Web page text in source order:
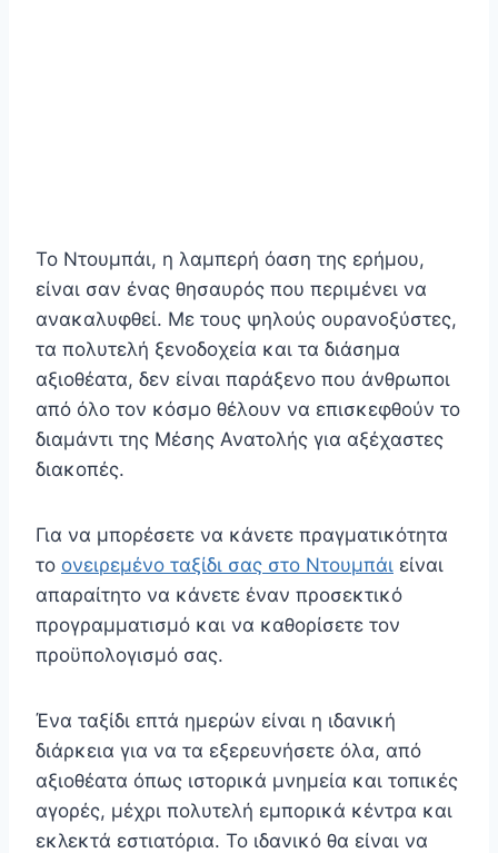
Το Ντουμπάι, η λαμπερή όαση της ερήμου,
είναι σαν ένας θησαυρός που περιμένει να
ανακαλυφθεί. Με τους ψηλούς ουρανοξύστες,
τα πολυτελή ξενοδοχεία και τα διάσημα
αξιοθέατα, δεν είναι παράξενο που άνθρωποι
από όλο τον κόσμο θέλουν να επισκεφθούν το
διαμάντι της Μέσης Ανατολής για αξέχαστες
διακοπές.
Για να μπορέσετε να κάνετε πραγματικότητα
το ονειρεμένο ταξίδι σας στο Ντουμπάι είναι
απαραίτητο να κάνετε έναν προσεκτικό
προγραμματισμό και να καθορίσετε τον
προϋπολογισμό σας.
Ένα ταξίδι επτά ημερών είναι η ιδανική
διάρκεια για να τα εξερευνήσετε όλα, από
αξιοθέατα όπως ιστορικά μνημεία και τοπικές
αγορές, μέχρι πολυτελή εμπορικά κέντρα και
εκλεκτά εστιατόρια. Το ιδανικό θα είναι να